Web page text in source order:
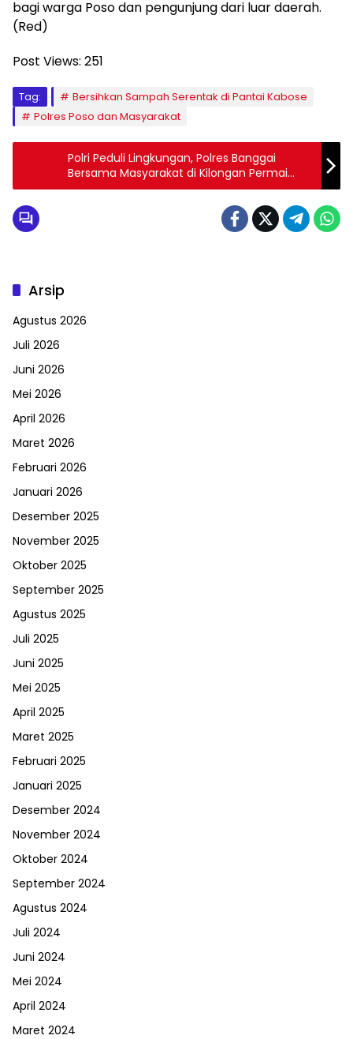
bagi warga Poso dan pengunjung dari luar daerah.
(Red)
Post Views: 251
Tag:
Bersihkan Sampah Serentak di Pantai Kabose
Polres Poso dan Masyarakat
Polri Peduli Lingkungan, Polres Banggai
Bersama Masyarakat di Kilongan Permai
Bersihkan Sampah
Arsip
Agustus 2026
Juli 2026
Juni 2026
Mei 2026
April 2026
Maret 2026
Februari 2026
Januari 2026
Desember 2025
November 2025
Oktober 2025
September 2025
Agustus 2025
Juli 2025
Juni 2025
Mei 2025
April 2025
Maret 2025
Februari 2025
Januari 2025
Desember 2024
November 2024
Oktober 2024
September 2024
Agustus 2024
Juli 2024
Juni 2024
Mei 2024
April 2024
Maret 2024